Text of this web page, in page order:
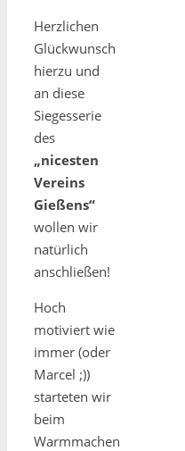
Herzlichen
Glückwunsch
hierzu und
an diese
Siegesserie
des
„nicesten
Vereins
Gießens“
wollen wir
natürlich
anschließen!
Hoch
motiviert wie
immer (oder
Marcel ;))
starteten wir
beim
Warmmachen